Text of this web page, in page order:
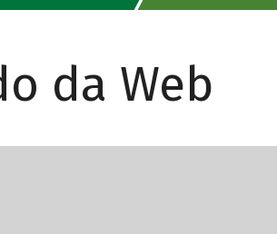
da Web